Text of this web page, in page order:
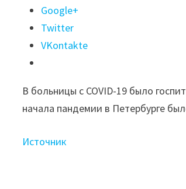
"За прошедшие
сутки
в Петербурге
было
3 845
случаев
COVID-
Google+
Twitter
VKontakte
В больницы с COVID-19 было
начала пандемии в Петербурге
Источник